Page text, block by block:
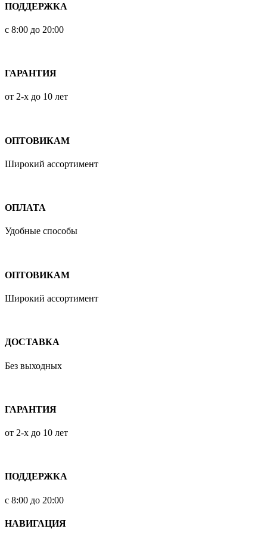
ПОДДЕРЖКА
с 8:00 до 20:00
ГАРАНТИЯ
от 2-х до 10 лет
ОПТОВИКАМ
Широкий ассортимент
ОПЛАТА
Удобные способы
ОПТОВИКАМ
Широкий ассортимент
ДОСТАВКА
Без выходных
ГАРАНТИЯ
от 2-х до 10 лет
ПОДДЕРЖКА
с 8:00 до 20:00
НАВИГАЦИЯ